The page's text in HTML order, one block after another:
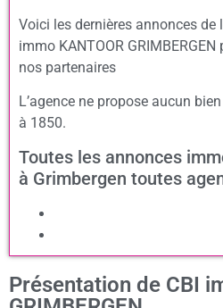
Voici les dernières annonces de
immo KANTOOR
nos partenaires
L’agence ne propose aucun
à 1850.
Toutes les annonces
à Grimbergen toutes
Présentation de CBI